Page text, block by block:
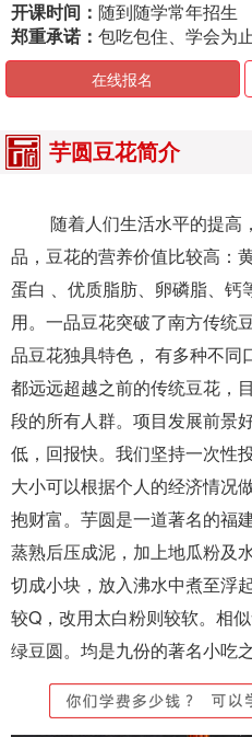
开课时间： 随到随学常年招生
郑重承诺： 包吃包住、学会为止
在线报名
芋圆豆花简介
随着人们生活水平的提高
品，豆花的营养价值比较高：
蛋白 、优质脂肪、卵磷脂、
用。一品豆花突破了南方传统
品豆花独具特色， 有多种不
都远远超越之前的传统豆花，
段的所有人群。项目发展前景
低，回报快。我们坚持一次性
大小可以根据个人的经济情况
抱财富。芋圆是一道著名的福
蒸熟后压成泥，加上地瓜粉及
切成小块，放入沸水中煮至浮
较Q，改用太白粉则较软。相
绿豆圆。均是九份的著名小吃之